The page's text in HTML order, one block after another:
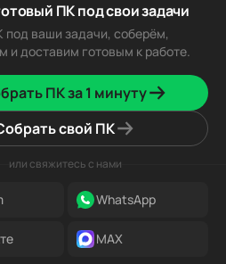
до 3000 рублей
НЕ стоит дарить геймеру
вопросы (FAQ)
ПК под свои задачи
ваши задачи, соберём,
и доставим готовым к работе.
ПК за 1 минуту
свой ПК
или свяжитесь с нами
WhatsApp
MAX